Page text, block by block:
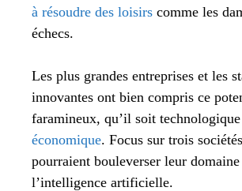
à résoudre des loisirs comme les
échecs.
Les plus grandes entreprises et les
innovantes ont bien compris ce
faramineux, qu’il soit
économique. Focus sur trois
pourraient bouleverser leur
l’intelligence artificielle.